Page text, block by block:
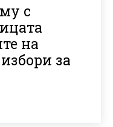
с
на
за